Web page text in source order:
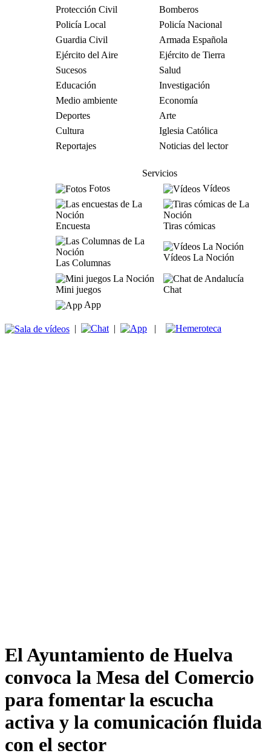
Protección Civil
Bomberos
Policía Local
Policía Nacional
Guardia Civil
Armada Española
Ejército del Aire
Ejército de Tierra
Sucesos
Salud
Educación
Investigación
Medio ambiente
Economía
Deportes
Arte
Cultura
Iglesia Católica
Reportajes
Noticias del lector
Servicios
Fotos
Vídeos
Encuesta Tiras cómicas
Las Columnas
Vídeos La Noción
Mini juegos
Chat
App
| | |
El Ayuntamiento de Huelva
convoca la Mesa del Comercio
para fomentar la escucha
activa y la comunicación fluida
con el sector